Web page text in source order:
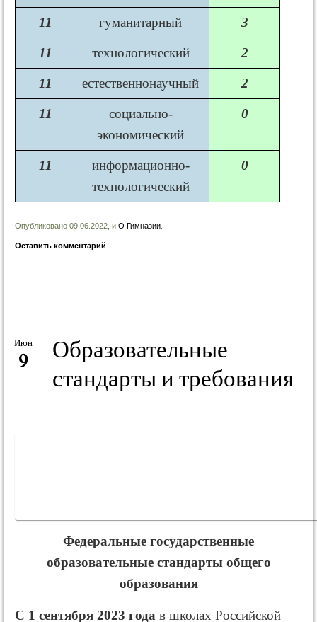
11 гуманитарный 3
11 технологический 2
11 естественнонаучный 2
11
социально-
экономический
0
11
информационно-
технологический
0
Опубликовано 09.06.2022, иО Гимназии
Оставить комментарий
Образовательные
стандарты и требования
Июн
9
Федеральные государственные
образовательные стандарты общего
образования
С 1 сентября 2023 года в школах Российской